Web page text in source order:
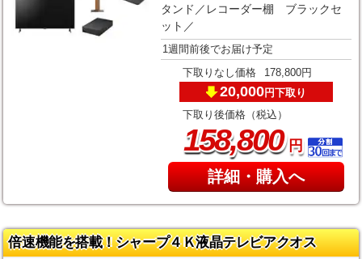
タンド／レコーダー棚 ブラックセ
ット／
1週間前後でお届け予定
下取りなし価格 178,800円
20,000円下取り
下取り後価格（税込）
158,800円
詳細・購入へ
倍速機能を搭載！シャープ４Ｋ液晶テレビアクオス